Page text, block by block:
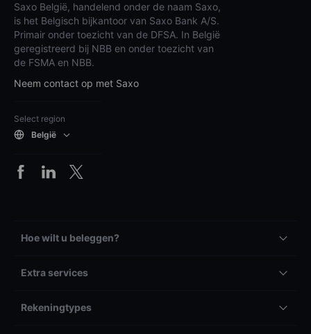
Saxo België, handelend onder de naam Saxo,
is het Belgisch bijkantoor van Saxo Bank A/S.
Primair onder toezicht van de DFSA. In België
geregistreerd bij NBB en onder toezicht van
de FSMA en NBB.
Neem contact op met Saxo
Select region
België
Hoe wilt u beleggen?
Extra services
Rekeningtypes